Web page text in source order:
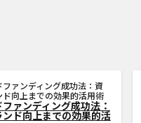
ァンディングがサステ
に貢献